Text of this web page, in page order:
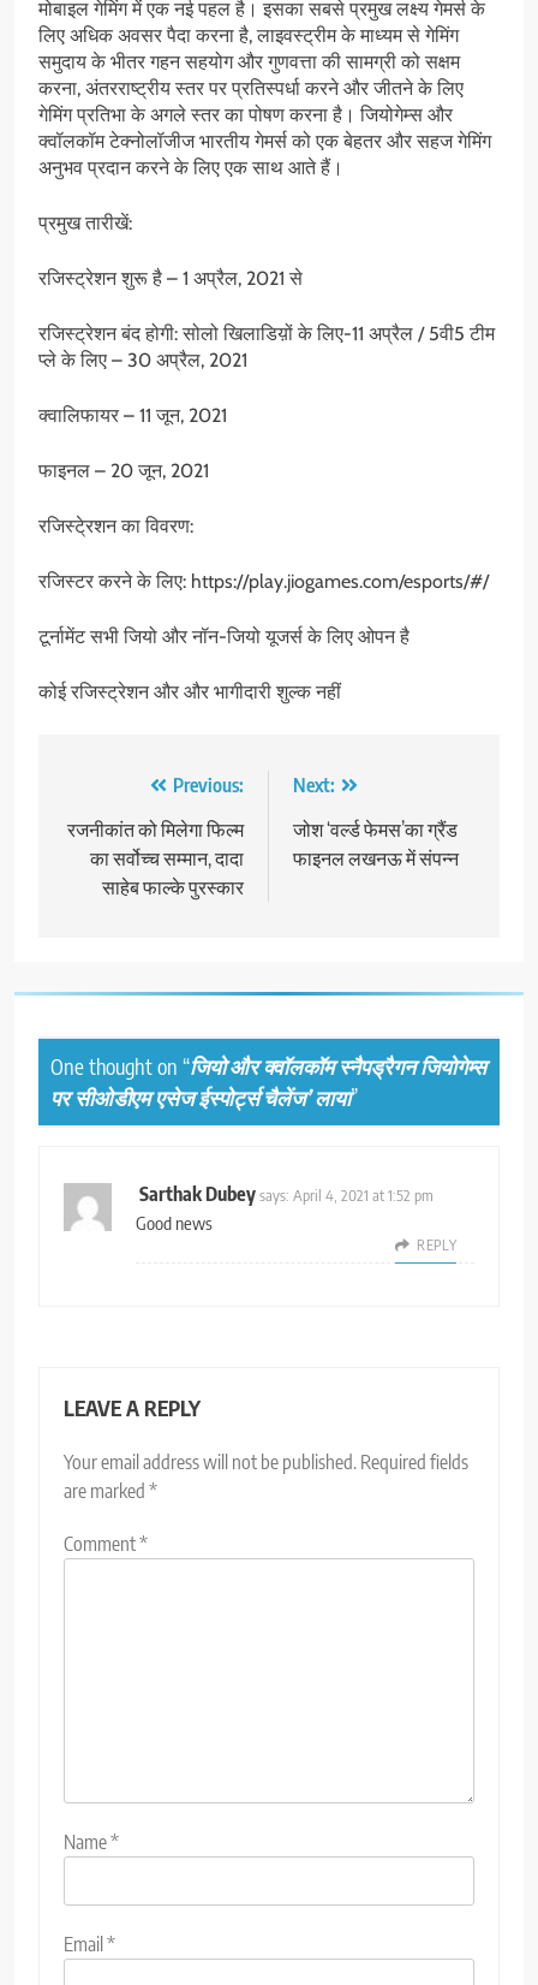
मोबाइल गेमिंग में एक नई पहल है। इसका सबसे प्रमुख लक्ष्य गेमर्स के
लिए अधिक अवसर पैदा करना है, लाइवस्ट्रीम के माध्यम से गेमिंग
समुदाय के भीतर गहन सहयोग और गुणवत्ता की सामग्री को सक्षम
करना, अंतरराष्ट्रीय स्तर पर प्रतिस्पर्धा करने और जीतने के लिए
गेमिंग प्रतिभा के अगले स्तर का पोषण करना है। जियोगेम्स और
क्वॉलकॉम टेक्नोलॉजीज भारतीय गेमर्स को एक बेहतर और सहज गेमिंग
अनुभव प्रदान करने के लिए एक साथ आते हैं।
प्रमुख तारीखें:
रजिस्ट्रेशन शुरू है – 1 अप्रैल, 2021 से
रजिस्ट्रेशन बंद होगी: सोलो खिलाडिय़ों के लिए-11 अप्रैल / 5वी5 टीम
प्ले के लिए – 30 अप्रैल, 2021
क्वालिफायर – 11 जून, 2021
फाइनल – 20 जून, 2021
रजिस्टे्रशन का विवरण:
रजिस्टर करने के लिए: https://play.jiogames.com/esports/#/
टूर्नामेंट सभी जियो और नॉन-जियो यूजर्स के लिए ओपन है
कोई रजिस्ट्रेशन और और भागीदारी शुल्क नहीं
navigation
Previous:
रजनीकांत को मिलेगा फिल्म
का सर्वोच्च सम्मान, दादा
साहेब फाल्के पुरस्कार
Next:
जोश ‘वर्ल्‍ड फेमस’का ग्रैंड
फाइनल लखनऊ में संपन्‍न
One thought on “जियो और क्वॉलकॉम स्नैपड्रैगन जियोगेम्स
पर सीओडीएम एसेज ईस्पोर्ट्स चैलेंज’ लाया”
Sarthak Dubeysays: April 4, 2021 at 1:52 pm
Good news
REPLY
LEAVE A REPLY
Your email address will not be published. Required fields
are marked *
Comment*
Name*
Email*